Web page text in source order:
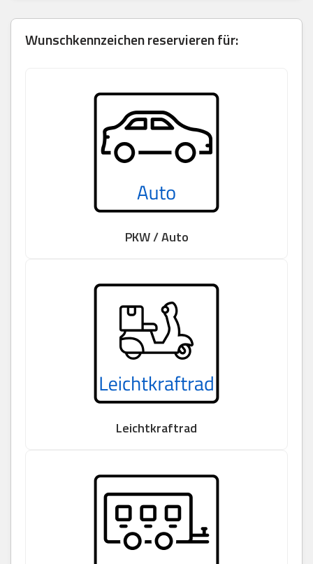
Wunschkennzeichen reservieren für:
PKW / Auto
Leichtkraftrad